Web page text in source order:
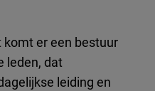
komt er een bestuur
leden, dat
leiding en